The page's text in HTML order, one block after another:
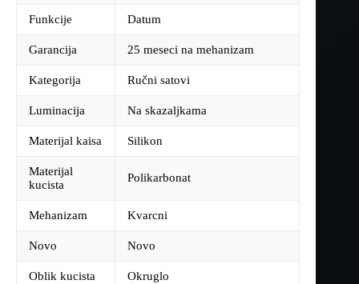
Funkcije Datum
Garancija 25 meseci na mehanizam
Kategorija Ručni satovi
Luminacija Na skazaljkama
Materijal kaisa Silikon
Materijal
kucista
Polikarbonat
Mehanizam Kvarcni
Novo Novo
Oblik kucista Okruglo